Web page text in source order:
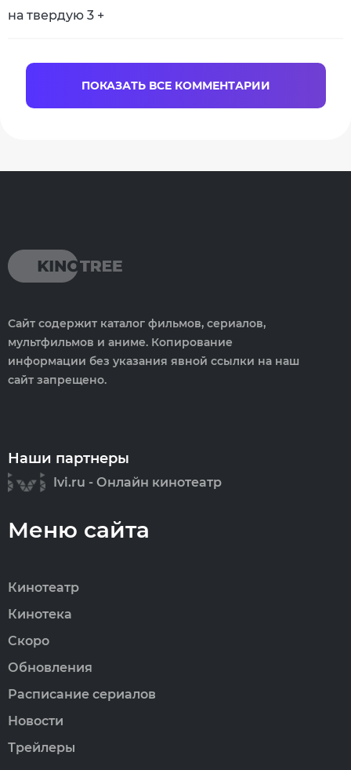
на твердую 3 +
ПОКАЗАТЬ ВСЕ КОММЕНТАРИИ
Сайт содержит каталог фильмов, сериалов,
мультфильмов и аниме. Копирование
информации без указания явной ссылки на наш
сайт запрещено.
Наши партнеры
Ivi.ru - Онлайн кинотеатр
Меню сайта
Кинотеатр
Кинотека
Скоро
Обновления
Расписание сериалов
Новости
Трейлеры